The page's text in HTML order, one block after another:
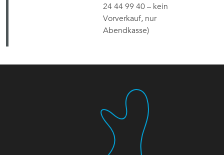
24 44 99 40 – kein
Vorverkauf, nur
Abendkasse)